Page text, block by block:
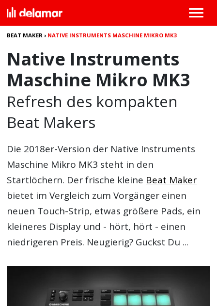
BEAT MAKER › NATIVE INSTRUMENTS MASCHINE MIKRO MK3
Native Instruments
Maschine Mikro MK3
Refresh des kompakten
Beat Makers
Die 2018er-Version der Native Instruments
Maschine Mikro MK3 steht in den
Startlöchern. Der frische kleine Beat Maker
bietet im Vergleich zum Vorgänger einen
neuen Touch-Strip, etwas größere Pads, ein
kleineres Display und - hört, hört - einen
niedrigeren Preis. Neugierig? Guckst Du ...